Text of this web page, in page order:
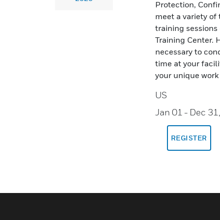
Protection,
meet a variety
training
Training Center.
necessary to
time at your
your unique
US
Jan 01 - Dec
REGISTER